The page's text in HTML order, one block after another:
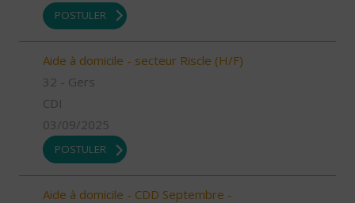
POSTULER
Aide à domicile - secteur Riscle (H/F)
32 - Gers
CDI
03/09/2025
POSTULER
Aide à domicile - CDD Septembre -